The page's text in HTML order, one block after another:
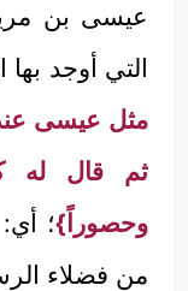
عيسى بن
التي أوجد
مثل عيسى
ثم قال له
وحصوراً}؛
من فضلاء